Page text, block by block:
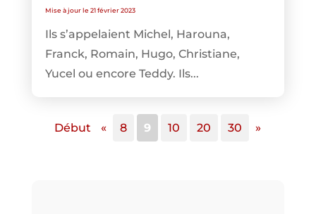
Mise à jour le 21 février 2023
Ils s’appelaient Michel, Harouna,
Franck, Romain, Hugo, Christiane,
Yucel ou encore Teddy. Ils...
Début « 8 9 10 20 30 »